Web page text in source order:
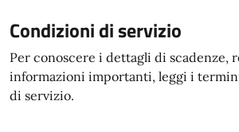
Condizioni di servizio
Per conoscere i dettagli di scadenze,
informazioni importanti, leggi i
di servizio.